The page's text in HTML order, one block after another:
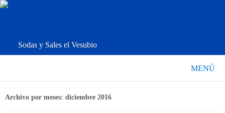
Sodas y Sales el Vesubio
MENÚ
Archivo por meses: diciembre 2016